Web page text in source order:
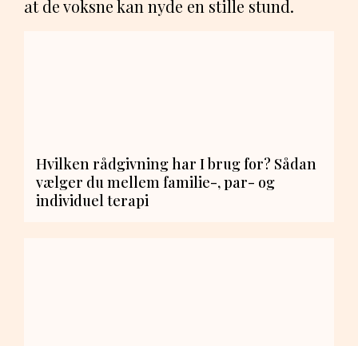
at de voksne kan nyde en stille stund.
Hvilken rådgivning har I brug for? Sådan
vælger du mellem familie-, par- og
individuel terapi